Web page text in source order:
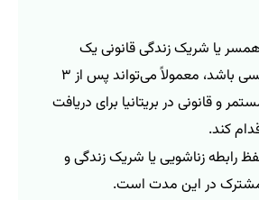
یا شریک زندگی قانونی یک
شهروند انگلیسی باشد، معمولاً می‌تواند پس از ۳
و قانونی در بریتانیا برای دریافت
کند.
رابطه زناشویی یا شریک زندگی و
مشترک در این مدت است.